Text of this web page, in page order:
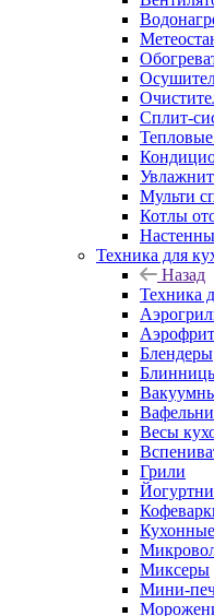
Сплит-
Мульти
Котлы
Техника для
Назад
Техника
Блендеры
Весы
Грили
Миксеры
Мини-